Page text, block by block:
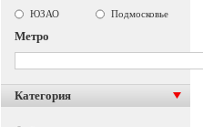
ЮЗАО
Подмосковье
Метро
Категория